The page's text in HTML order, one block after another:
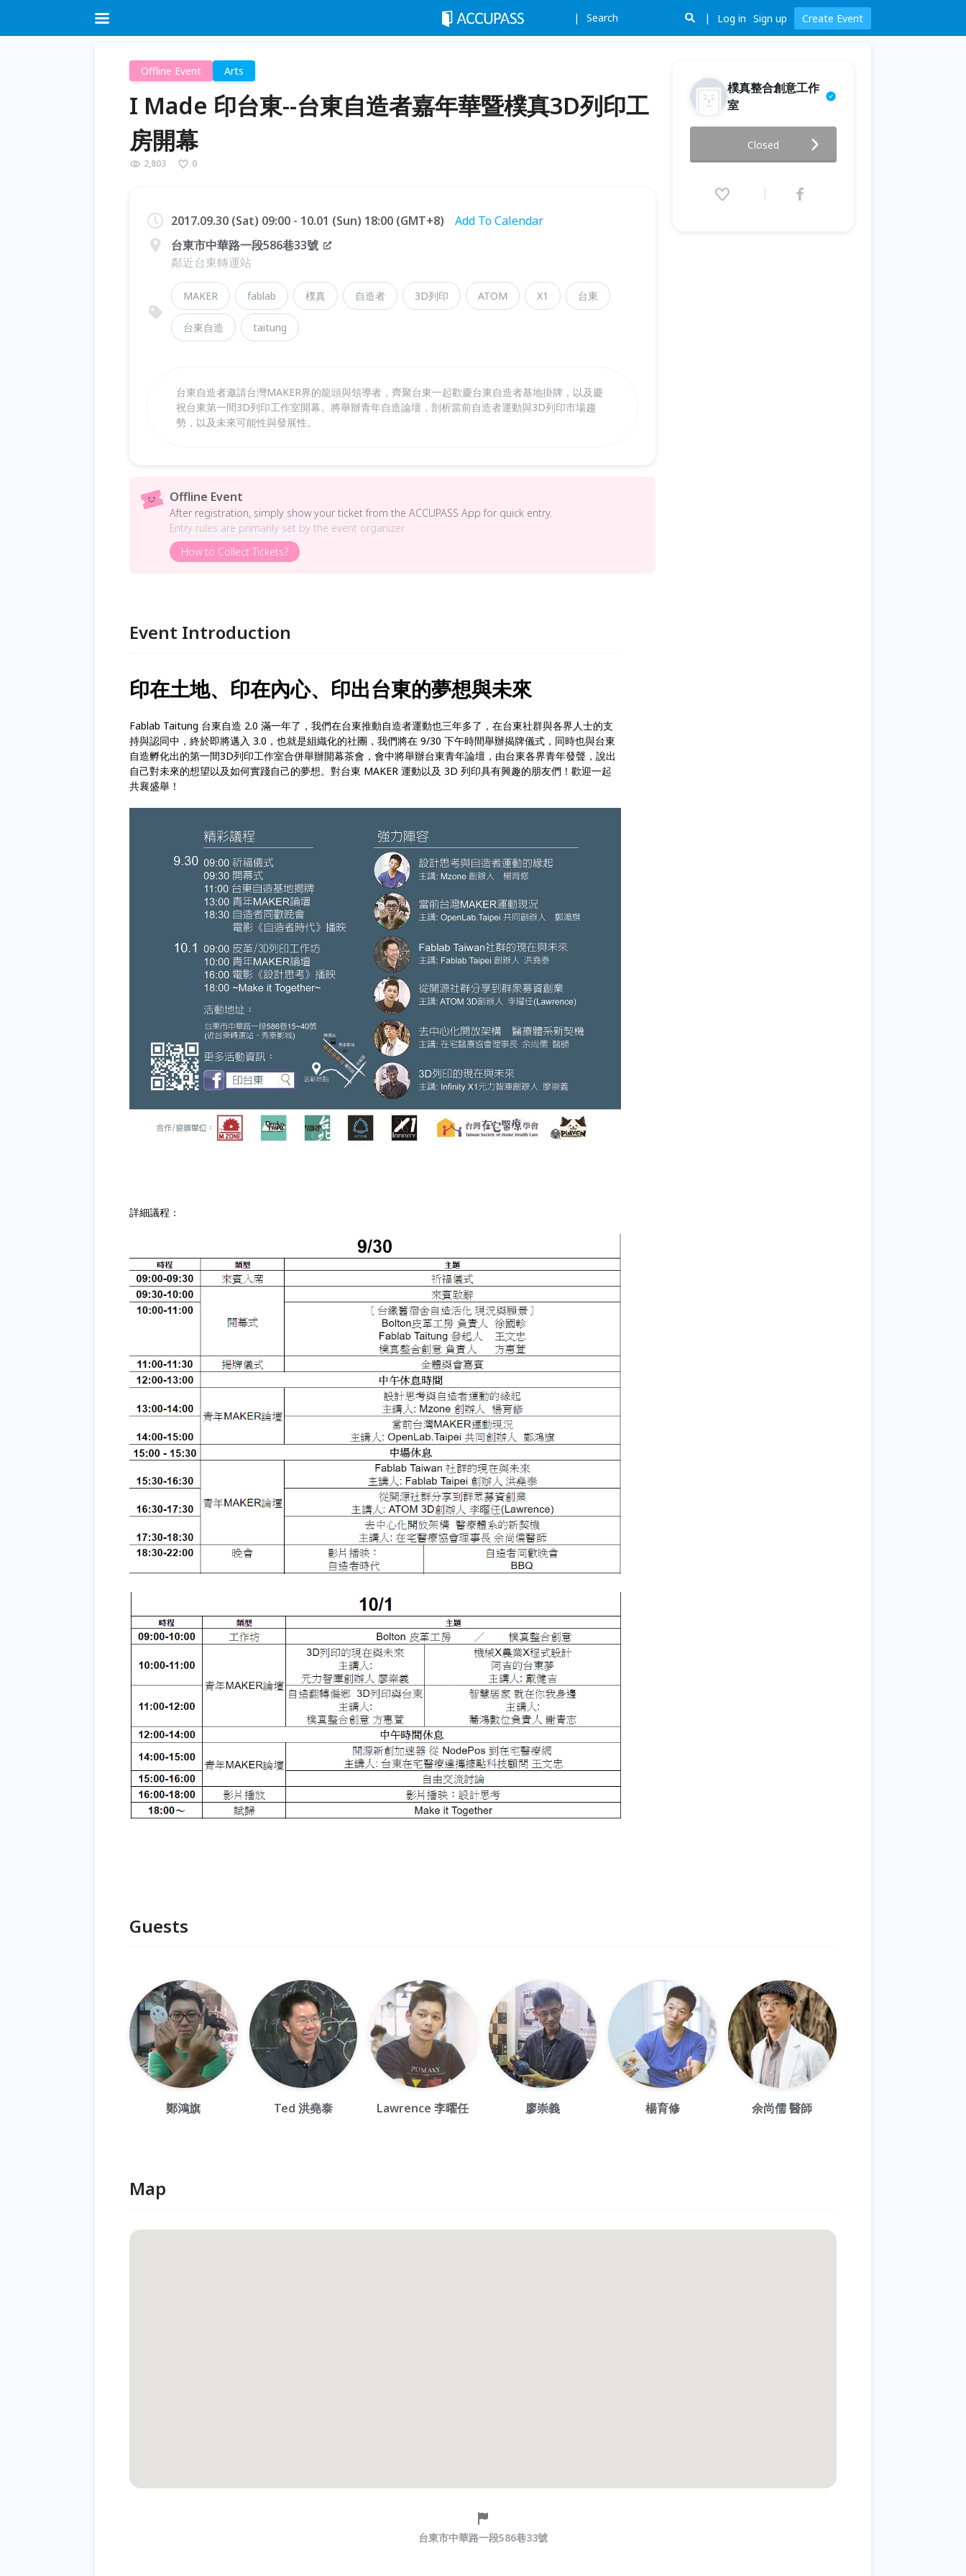
Search Log in Sign up Create Event
Offline Event Arts
I Made 印台東--台東自造者嘉年華暨樸真3D列印工
房開幕
2,803 0
2017.09.30 (Sat) 09:00 - 10.01 (Sun) 18:00 (GMT+8)
Add To Calendar
台東市中華路一段586巷33號
鄰近台東轉運站
MAKER fablab 樸真 自造者 3D列印 ATOM X1 台東
台東自造 taitung
台東自造者邀請台灣MAKER界的龍頭與領導者，齊聚台東一起歡慶台東自造者基地掛牌，以及慶
祝台東第一間3D列印工作室開幕。將舉辦青年自造論壇，剖析當前自造者運動與3D列印市場趨
勢，以及未來可能性與發展性。
Offline Event
After registration, simply show your ticket from the ACCUPASS App for quick entry.
Entry rules are primarily set by the event organizer.
How to Collect Tickets?
Event Introduction
印在土地、印在內心、印出台東的夢想與未來
Fablab Taitung 台東自造 2.0 滿一年了，我們在台東推動自造者運動也三年多了，在台東社群與各界人士的支
持與認同中，終於即將邁入 3.0，也就是組織化的社團，我們將在 9/30 下午時間舉辦揭牌儀式，同時也與台東
自造孵化出的第一間3D列印工作室合併舉辦開幕茶會，會中將舉辦台東青年論壇，由台東各界青年發聲，說出
自己對未來的想望以及如何實踐自己的夢想。對台東 MAKER 運動以及 3D 列印具有興趣的朋友們！歡迎一起
共襄盛舉！
詳細議程：
樸真整合創意工作
室
年華暨樸真3D列印工房開幕
2017.09.30 (Sat) 09:00 - 10.01
Closed
Guests
鄭鴻旗 Ted 洪堯泰 Lawrence 李曜任 廖崇義 楊育修 余尚儒 醫師
Map
台東市中華路一段586巷33號